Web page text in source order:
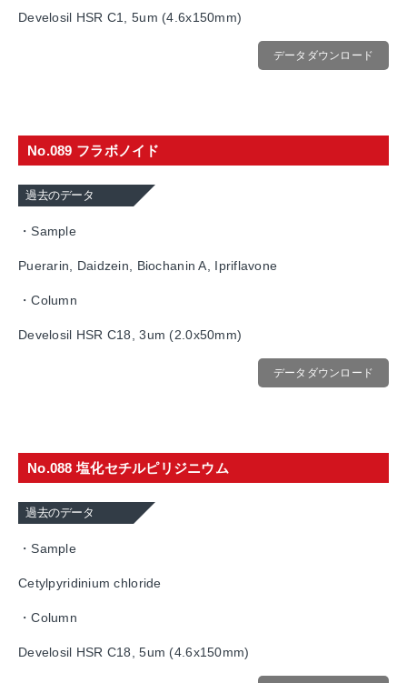
Develosil HSR C1, 5um (4.6x150mm)
データダウンロード
No.089 フラボノイド
過去のデータ
・Sample
Puerarin, Daidzein, Biochanin A, Ipriflavone
・Column
Develosil HSR C18, 3um (2.0x50mm)
データダウンロード
No.088 塩化セチルピリジニウム
過去のデータ
・Sample
Cetylpyridinium chloride
・Column
Develosil HSR C18, 5um (4.6x150mm)